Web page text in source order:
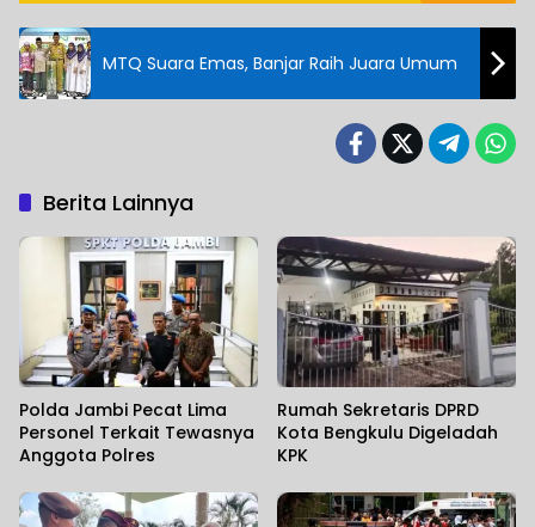
MTQ Suara Emas, Banjar Raih Juara Umum
Berita Lainnya
Polda Jambi Pecat Lima
Personel Terkait Tewasnya
Anggota Polres
Rumah Sekretaris DPRD
Kota Bengkulu Digeladah
KPK